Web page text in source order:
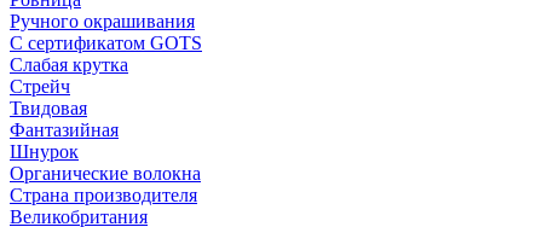
Ручного окрашивания
С сертификатом GOTS
Слабая крутка
Стрейч
Твидовая
Фантазийная
Шнурок
Органические волокна
Страна производителя
Великобритания